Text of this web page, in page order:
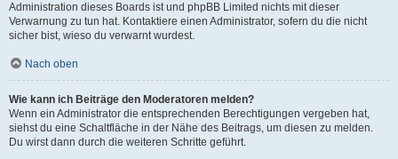
Administration dieses Boards ist und phpBB Limited nichts mit dieser
Verwarnung zu tun hat. Kontaktiere einen Administrator, sofern du die nicht
sicher bist, wieso du verwarnt wurdest.
Nach oben
Wie kann ich Beiträge den Moderatoren melden?
Wenn ein Administrator die entsprechenden Berechtigungen vergeben hat,
siehst du eine Schaltfläche in der Nähe des Beitrags, um diesen zu melden.
Du wirst dann durch die weiteren Schritte geführt.